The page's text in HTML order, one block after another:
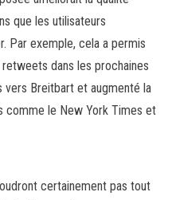
que les utilisateurs
Par exemple, cela a permis
dans les prochaines
vers Breitbart et augmenté la
le New York Times et
certainement pas tout